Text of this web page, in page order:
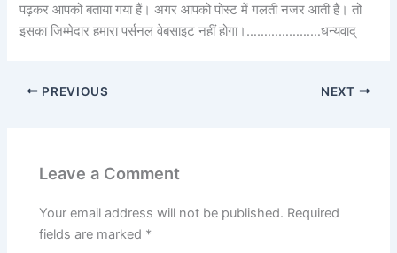
पढ़कर आपको बताया गया हैं। अगर आपको पोस्ट में गलती नजर आती हैं। तो
इसका जिम्मेदार हमारा पर्सनल वेबसाइट नहीं होगा।…………………धन्यवाद्
PREVIOUS NEXT
Leave a Comment
Your email address will not be published. Required
fields are marked *